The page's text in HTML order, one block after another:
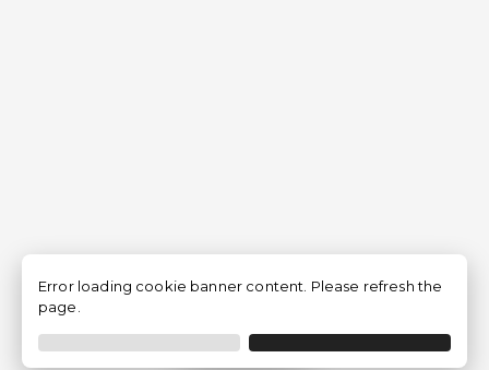
Filtrar
Error loading cookie banner content. Please refresh the
page.